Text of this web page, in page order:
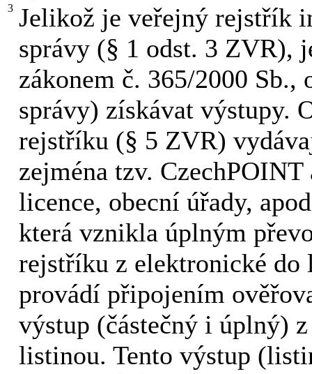
3 Jelikož je veřejný rejstřík
správy (§ 1 odst. 3 ZVR),
zákonem č. 365/2000 Sb.,
správy) získávat výstupy.
rejstříku (§ 5 ZVR)
zejména tzv.
licence, obecní úřady,
která vznikla úplným
rejstříku z elektronické do
provádí připojením
výstup (částečný i úplný)
listinou. Tento výstup